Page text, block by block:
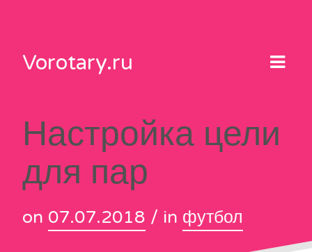
contentVorotary.ru
Настройка цели
для пар
on 07.07.2018 / in футбол